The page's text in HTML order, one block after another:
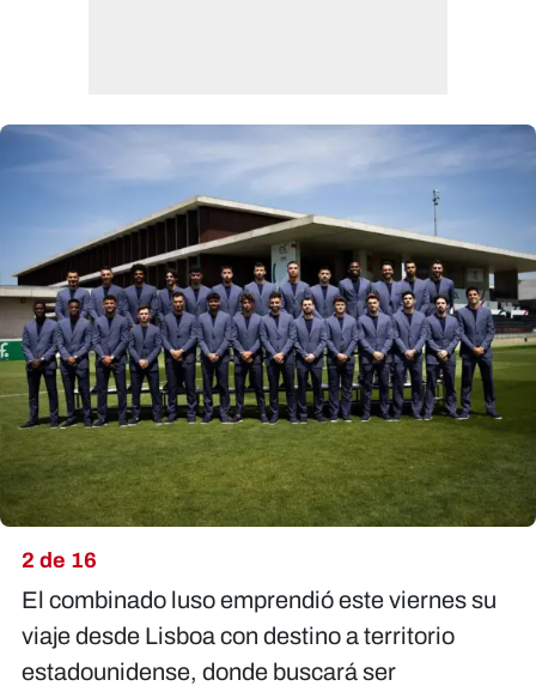
2 de 16
El combinado luso emprendió este viernes su
viaje desde Lisboa con destino a territorio
estadounidense, donde buscará ser